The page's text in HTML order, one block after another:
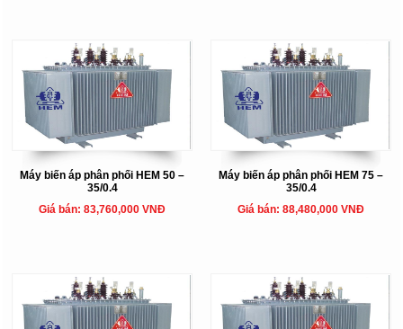
Máy biến áp phân phối HEM 50 –
35/0.4
Giá bán: 83,760,000 VNĐ
Máy biến áp phân phối HEM 75 –
35/0.4
Giá bán: 88,480,000 VNĐ